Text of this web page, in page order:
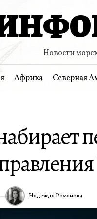
Новости
Африка Северная
ИА Надежда Романова